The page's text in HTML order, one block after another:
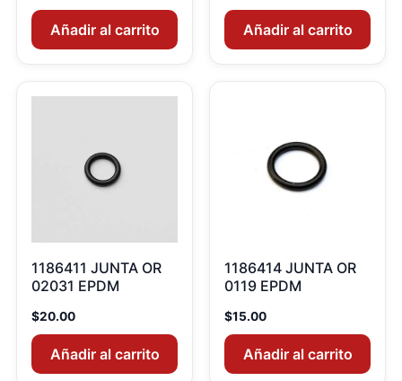
Añadir al carrito Añadir al carrito
1186411 JUNTA OR
02031 EPDM
$20.00
Añadir al carrito
1186414 JUNTA OR
0119 EPDM
$15.00
Añadir al carrito